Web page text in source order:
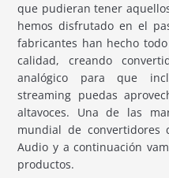
que pudieran tener
hemos disfrutado en el
fabricantes han hecho
calidad, creando
analógico para que
streaming puedas
altavoces. Una de las
mundial de convertidores
Audio y a continuación
productos.